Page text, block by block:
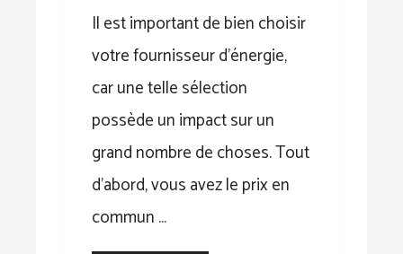
Il est important de bien choisir
votre fournisseur d’énergie,
car une telle sélection
possède un impact sur un
grand nombre de choses. Tout
d’abord, vous avez le prix en
commun …